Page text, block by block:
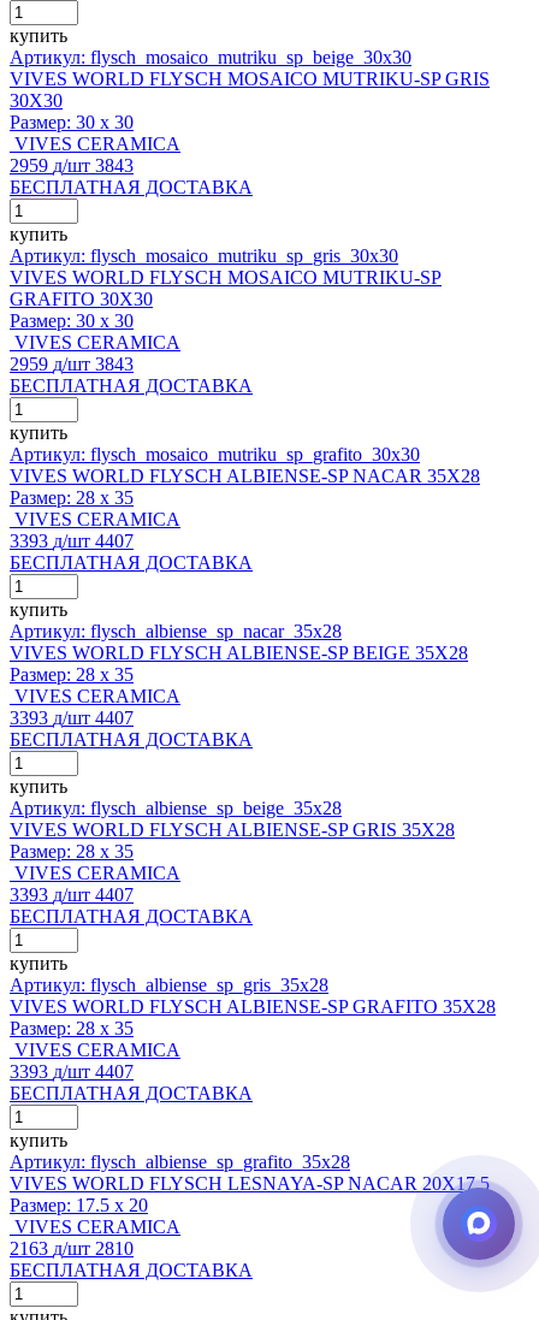
купить
Артикул: flysch_mosaico_mutriku_sp_beige_30x30
VIVES WORLD FLYSCH MOSAICO MUTRIKU-SP GRIS
30X30
Размер: 30 x 30
VIVES CERAMICA
2959 д/шт 3843
БЕСПЛАТНАЯ ДОСТАВКА
купить
Артикул: flysch_mosaico_mutriku_sp_gris_30x30
VIVES WORLD FLYSCH MOSAICO MUTRIKU-SP
GRAFITO 30X30
Размер: 30 x 30
VIVES CERAMICA
2959 д/шт 3843
БЕСПЛАТНАЯ ДОСТАВКА
купить
Артикул: flysch_mosaico_mutriku_sp_grafito_30x30
VIVES WORLD FLYSCH ALBIENSE-SP NACAR 35X28
Размер: 28 x 35
VIVES CERAMICA
3393 д/шт 4407
БЕСПЛАТНАЯ ДОСТАВКА
купить
Артикул: flysch_albiense_sp_nacar_35x28
VIVES WORLD FLYSCH ALBIENSE-SP BEIGE 35X28
Размер: 28 x 35
VIVES CERAMICA
3393 д/шт 4407
БЕСПЛАТНАЯ ДОСТАВКА
купить
Артикул: flysch_albiense_sp_beige_35x28
VIVES WORLD FLYSCH ALBIENSE-SP GRIS 35X28
Размер: 28 x 35
VIVES CERAMICA
3393 д/шт 4407
БЕСПЛАТНАЯ ДОСТАВКА
купить
Артикул: flysch_albiense_sp_gris_35x28
VIVES WORLD FLYSCH ALBIENSE-SP GRAFITO 35X28
Размер: 28 x 35
VIVES CERAMICA
3393 д/шт 4407
БЕСПЛАТНАЯ ДОСТАВКА
купить
Артикул: flysch_albiense_sp_grafito_35x28
VIVES WORLD FLYSCH LESNAYA-SP NACAR 20X17,5
Размер: 17.5 x 20
VIVES CERAMICA
2163 д/шт 2810
БЕСПЛАТНАЯ ДОСТАВКА